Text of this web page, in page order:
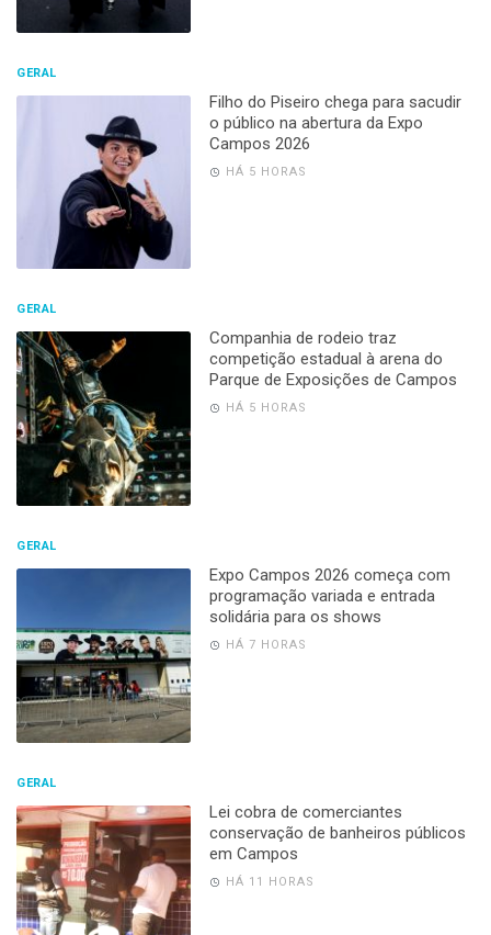
GERAL
Filho do Piseiro chega para sacudir
o público na abertura da Expo
Campos 2026
HÁ 5 HORAS
GERAL
Companhia de rodeio traz
competição estadual à arena do
Parque de Exposições de Campos
HÁ 5 HORAS
GERAL
Expo Campos 2026 começa com
programação variada e entrada
solidária para os shows
HÁ 7 HORAS
GERAL
Lei cobra de comerciantes
conservação de banheiros públicos
em Campos
HÁ 11 HORAS